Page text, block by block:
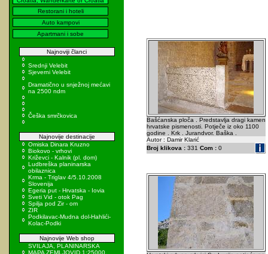
Restorani i hoteli
Auto kampovi
Apartmani i sobe
Najnoviji članci
Srednji Velebit
Sjeverni Velebit
Dramatično u snježnoj mećavi
na 2500 ndm
Češka smrčkovica
Najnovije destinacije
Omiska Dinara Kruzno
Biokovo - vrhovi
Križevci - Kalnik (pl. dom)
Ludbreška planinarska
obilaznica
Krma - Triglav 4/5.10.2008
Slovenija
Egeria put - Hrvatska - Iovia
Sveti Vid - otok Pag
Spilja pod Zir - om
ZIR
Podkilavac-Mudna dol-Hahlići-
Kolac-Podki
Najnovije Web shop
SVILAJA, PLANINARSKA
MAPA ZEMLJOVID,1:25000,
Bašćanska ploča . Predstavlja dragi kamen
hrvatske pismenosti. Potječe iz oko 1100
godine . Krk . Jurandvor. Baška .
Autor : Damir Klarić
Broj klikova :331 Com :0